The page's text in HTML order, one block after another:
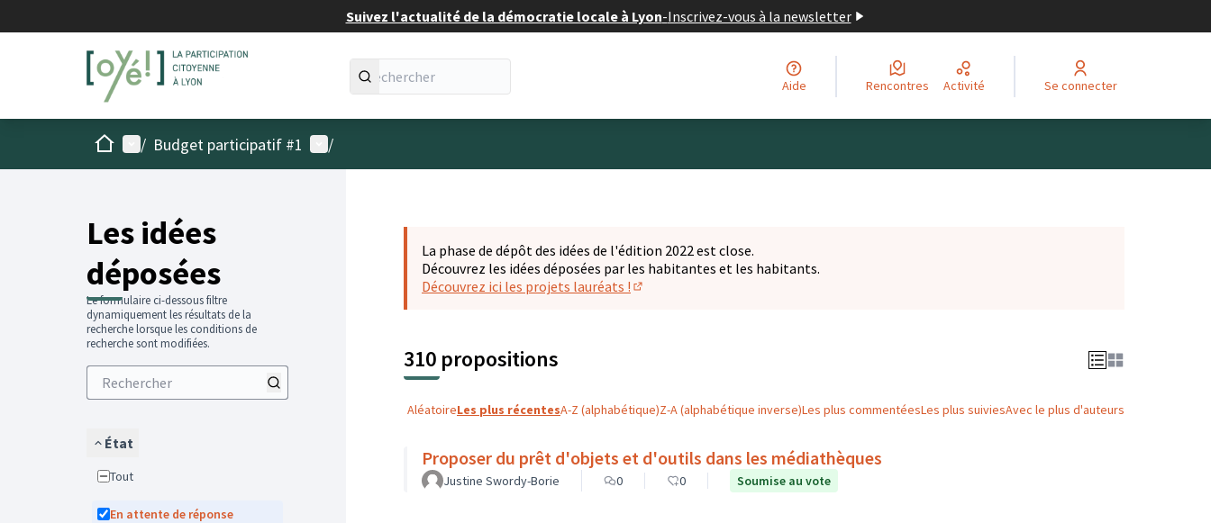
Suivez l'actualité de la démocratie locale à Lyon-Inscrivez-vous à la newsletter
Aide Rencontres Activité Se connecter
AccueilMenu principal
/ Budget participatif #1 Menu utilisateur
/
Les idées
déposées
Le formulaire ci-dessous filtre
dynamiquement les résultats de la
recherche lorsque les conditions de
recherche sont modifiées.
État
Tout
En attente de réponse
La phase de dépôt des idées de l'édition 2022 est close.
Découvrez les idées déposées par les habitantes et les habitants.
Découvrez ici les projets lauréats !
310 propositions
AléatoireLes plus récentesA-Z (alphabétique)Z-A (alphabétique inverse)Les plus commentéesLes plus suiviesAvec le plus d'auteurs
Proposer du prêt d'objets et d'outils dans les médiathèques
Justine Swordy-Borie 0 0 Soumise au vote